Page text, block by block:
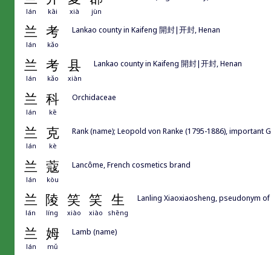
lán kāi xià jùn
兰 考
lán kǎo
Lankao county in Kaifeng 開封|开封, Henan
兰 考 县
lán kǎo xiàn
Lankao county in Kaifeng 開封|开封, Henan
兰 科
lán kē
Orchidaceae
兰 克
lán kè
Rank (name); Leopold von Ranke (1795-1886), important
兰 蔻
lán kòu
Lancôme, French cosmetics brand
兰 陵 笑 笑 生
lán líng xiào xiào shēng
Lanling Xiaoxiaosheng, pseudonym
兰 姆
lán mǔ
Lamb (name)